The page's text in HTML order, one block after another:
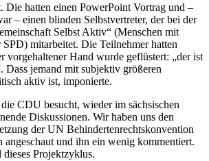
Die hatten einen PowerPoint Vortrag und –
– einen blinden Selbstvertreter, der bei der
Selbst Aktiv“ (Menschen mit
mitarbeitet. Die Teilnehmer hatten
vorgehaltener Hand wurde geflüstert: „der ist
jemand mit subjektiv größeren
aktiv ist, imponierte.
CDU besucht, wieder im sächsischen
Diskussionen. Wir haben uns den
der UN Behindertenrechtskonvention
angeschaut und ihn ein wenig kommentiert.
Projektzyklus.